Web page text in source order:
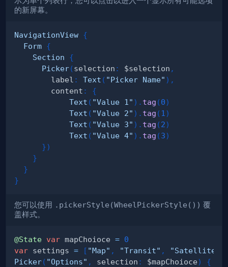
的新屏幕。
NavigationView {
Form {
Section
{
Picker(selection : $selection ,
        label
: Text ( "Picker Name" ) ,
        content
:
{
Text ( "Value 1" ) . tag (0)
Text ( "Value 2" ) . tag (1 )
Text ( "Value 3" ) . tag (2)
Text ( "Value 4" ) . tag (3)
})
}
}
}
您可以使用 .pickerStyle(WheelPickerStyle()) 覆
盖样式。
@State var mapChoioce = 0
var settings = [ "Map" , "Transit" , "Satellite"
Picker( "Options" , selection : $mapChoioce)
{